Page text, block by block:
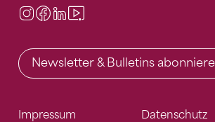
Instagram
Facebook
LinkedIn
Newsletter & Bulletins
Impressum Datenschutz